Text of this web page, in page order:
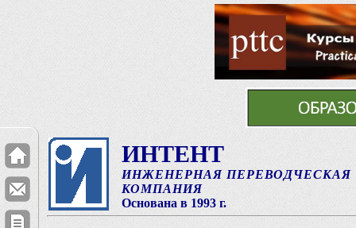
ИНТЕНТ
ИНЖЕНЕРНАЯ ПЕРЕВОДЧЕСКАЯ
КОМПАНИЯ
Основана в 1993 г.